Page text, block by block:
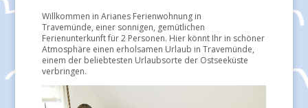
Willkommen in Arianes Ferienwohnung in
Travemünde, einer sonnigen, gemütlichen
Ferienunterkunft für 2 Personen. Hier könnt Ihr in schöner
Atmosphäre einen erholsamen Urlaub in Travemünde,
einem der beliebtesten Urlaubsorte der Ostseeküste
verbringen.